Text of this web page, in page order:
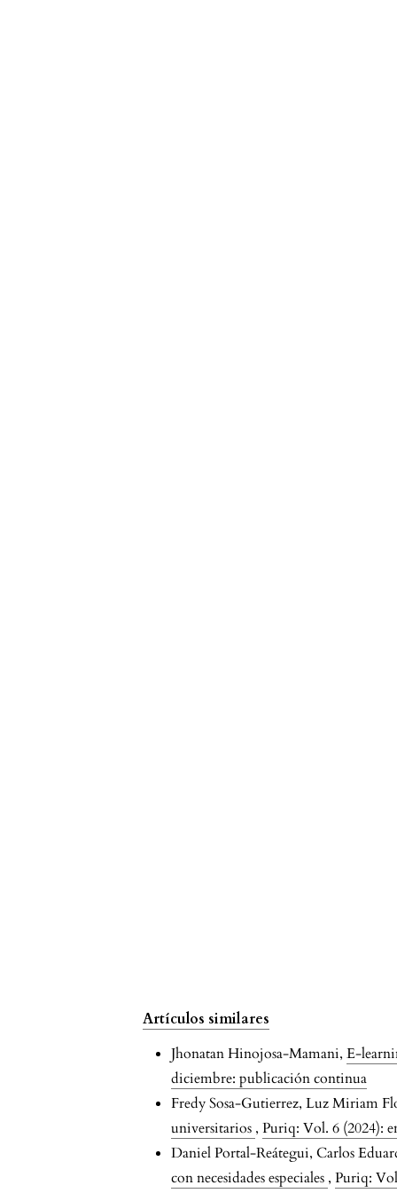
Judith Micaela Barrionuevo Mora
(2023)
Evaluación gamificada de la
gramática y acentuación para
reducir la disortografía en la
segunda infancia. Revista
UISRAEL, 10(3), 189.
Artículos similares
Jhonatan Hinojosa-Mamani,E-
diciembre: publicación continua
Fredy Sosa-Gutierrez, Luz Miriam
universitarios ,Puriq: Vol. 6 (2024):
Daniel Portal-Reátegui, Carlos
con necesidades especiales ,Puriq: